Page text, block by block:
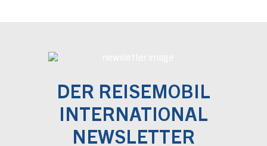
DER REISEMOBIL
INTERNATIONAL
NEWSLETTER